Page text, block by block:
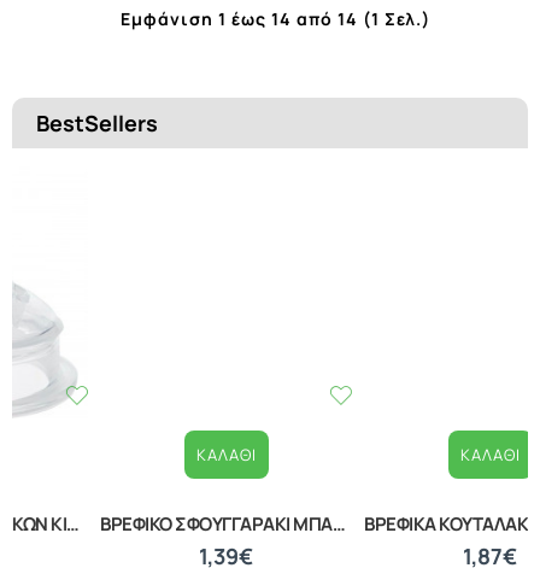
Εμφάνιση 1 έως 14 από 14 (1 Σελ.)
BestSellers
ΒΡΕΦΙΚΟ ΣΦΟΥΓΓΑΡΑΚΙ ΜΠΑΝΙΟΥ WHITE 20040210001 ΒΡΕΦΙΚΑ ΚΟΥΤΑΛΑΚΙΑ ΕΚΜΑΘΗΣΗΣ ΣΕΤ 2 ΤΕΜΑΧΙΩΝ LORELLI 10230480002